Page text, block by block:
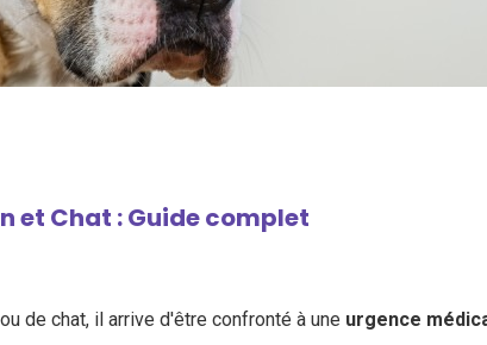
et Chat : Guide complet
de chat, il arrive d'être confronté à une urgence